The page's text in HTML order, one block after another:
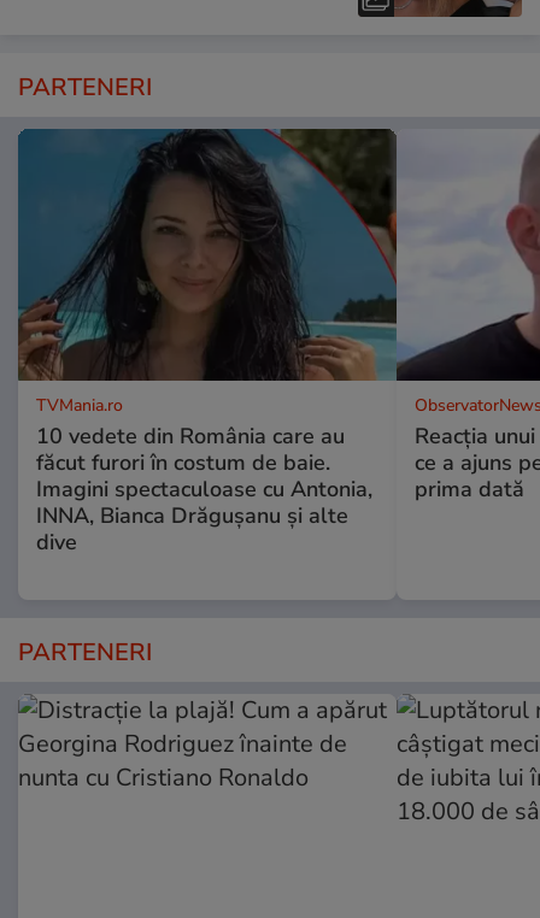
PARTENERI
TVMania.ro
10 vedete din România care au
făcut furori în costum de baie.
Imagini spectaculoase cu Antonia,
INNA, Bianca Drăgușanu și alte
dive
Reacția
ce a ajuns
prima dată
PARTENERI